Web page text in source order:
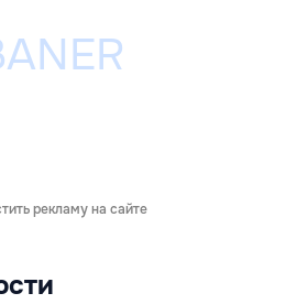
рекламу на сайте